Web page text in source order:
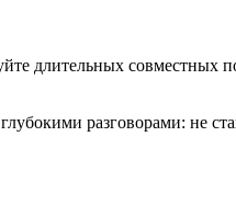
длительных совместных
разговорами: не